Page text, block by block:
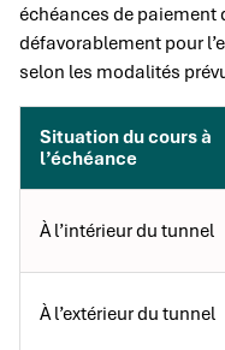
échéances de paiement
défavorablement pour
selon les modalités
Situation du cours à
l’échéance
À l’intérieur du tunnel
À l’extérieur du tunnel